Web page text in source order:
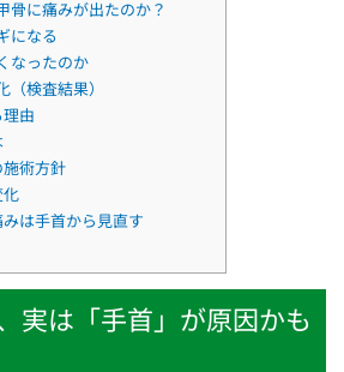
骨に痛みが出たのか？
になる
なったのか
検査結果）
由
術方針
化
は手首から見直す
実は「手首」が原因かも